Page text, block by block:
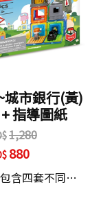
城市銀行(黃)
指導圖紙
1,280
880
含四套不同…